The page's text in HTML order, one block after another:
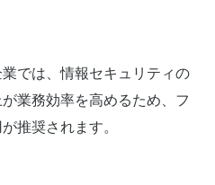
では、情報セキュリティの
業務効率を高めるため、フ
推奨されます。